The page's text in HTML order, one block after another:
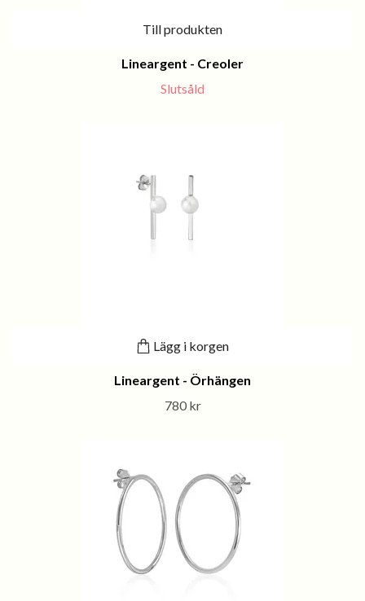
Till produkten
Lineargent - Creoler
Slutsåld
Lägg i korgen
Lineargent - Örhängen
780 kr